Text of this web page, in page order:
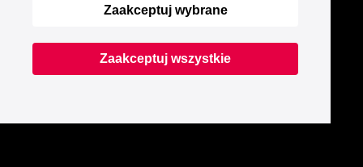
Zaakceptuj wybrane
Zaakceptuj wszystkie